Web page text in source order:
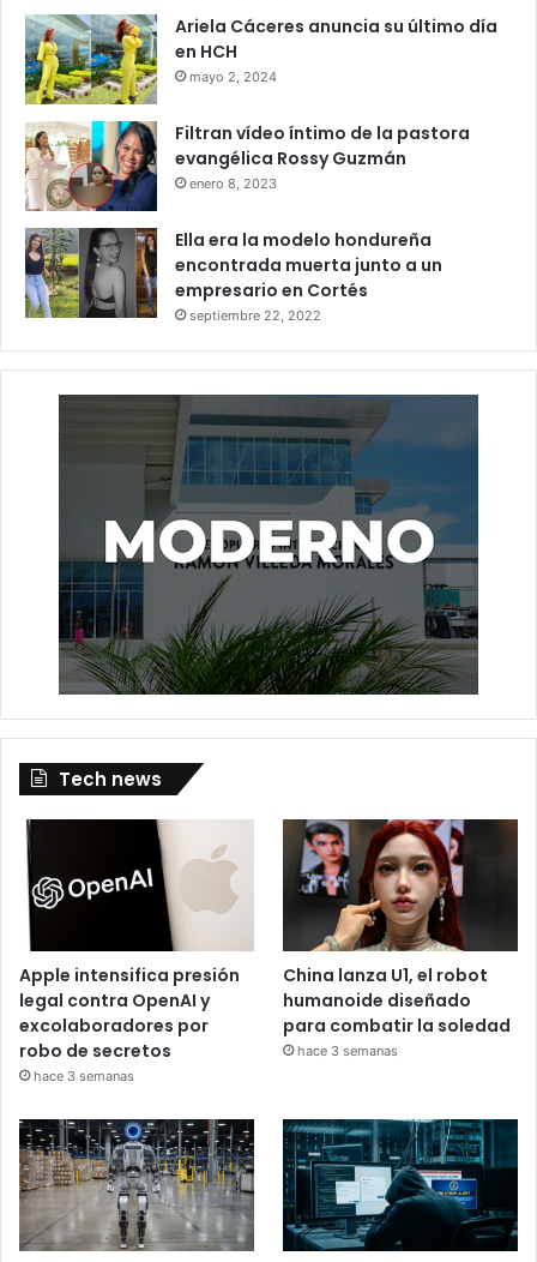
Ariela Cáceres anuncia su último día
en HCH
mayo 2, 2024
Filtran vídeo íntimo de la pastora
evangélica Rossy Guzmán
enero 8, 2023
Ella era la modelo hondureña
encontrada muerta junto a un
empresario en Cortés
septiembre 22, 2022
Tech news
Apple intensifica presión
legal contra OpenAI y
excolaboradores por
robo de secretos
hace 3 semanas
China lanza U1, el robot
humanoide diseñado
para combatir la soledad
hace 3 semanas